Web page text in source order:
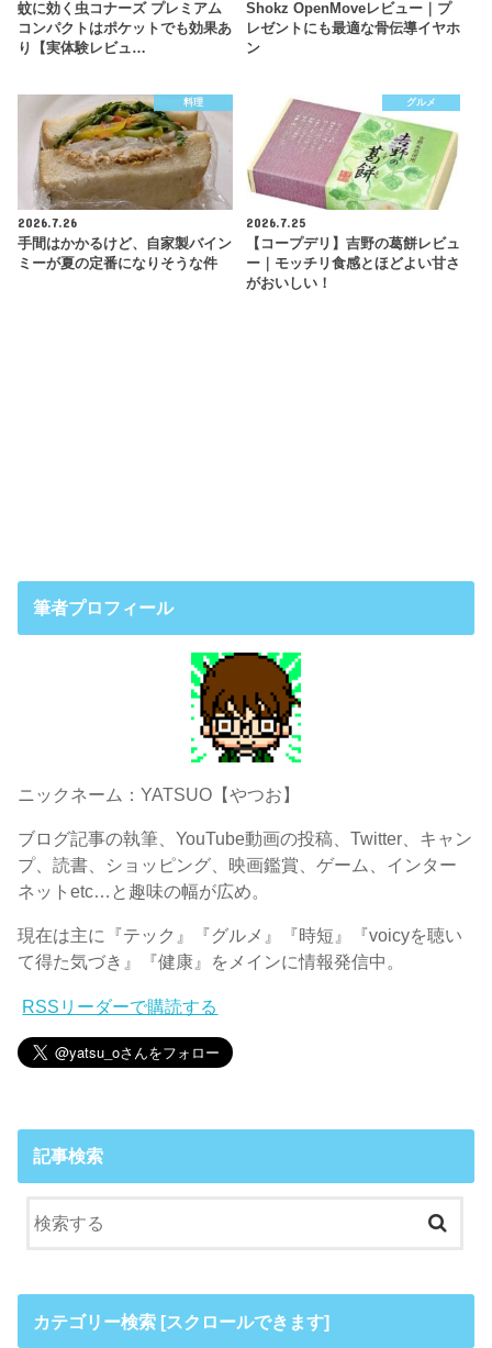
蚊に効く虫コナーズ プレミアム
コンパクトはポケットでも効果あ
り【実体験レビュ…
Shokz OpenMoveレビュー｜プ
レゼントにも最適な骨伝導イヤホ
ン
料理
2026.7.26
手間はかかるけど、自家製バイン
ミーが夏の定番になりそうな件
グルメ
2026.7.25
【コープデリ】吉野の葛餅レビュ
ー｜モッチリ食感とほどよい甘さ
がおいしい！
筆者プロフィール
ニックネーム：YATSUO【やつお】
ブログ記事の執筆、YouTube動画の投稿、Twitter、キャン
プ、読書、ショッピング、映画鑑賞、ゲーム、インター
ネットetc…と趣味の幅が広め。
現在は主に『テック』『グルメ』『時短』『voicyを聴い
て得た気づき』『健康』をメインに情報発信中。
RSSリーダーで購読する
記事検索
カテゴリー検索 [スクロールできます]